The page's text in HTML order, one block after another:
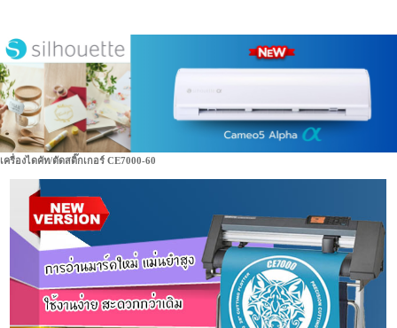
เครื่องไดคัท/ตัดสติ๊กเกอร์ CE7000-60